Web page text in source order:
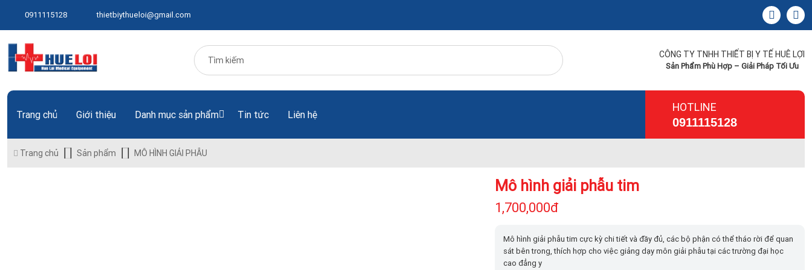
0911115128 thietbiythueloi@gmail.com
CÔNG TY TNHH THIẾT BỊ Y TẾ HUÊ LỢI
Sản Phẩm Phù Hợp – Giải Pháp Tối Ưu
Trang chủ Giới thiệu Danh mục sản phẩm Tin tức Liên hệ
HOTLINE
0911115128
Trang chủ Sản phẩm MÔ HÌNH GIẢI PHẪU
Mô hình giải phẫu tim
1,700,000đ
Mô hình giải phẫu tim cực kỳ chi tiết và đầy đủ, các bộ phận có thể tháo rời để quan
sát bên trong, thích hợp cho việc giảng dạy môn giải phẫu tại các trường đại học
cao đẳng y